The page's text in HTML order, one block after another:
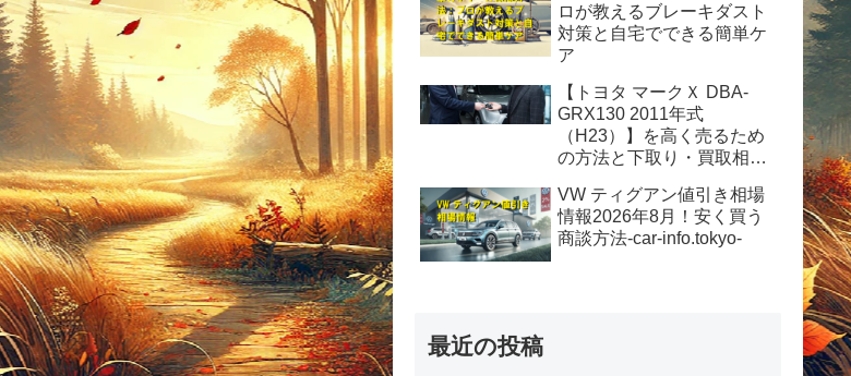
ロが教えるブレーキダスト
対策と自宅でできる簡単ケ
ア
【トヨタ マークＸ DBA-
GRX130 2011年式
（H23）】を高く売るため
の方法と下取り・買取相場
VW ティグアン値引き相場
情報2026年8月！安く買う
商談方法-car-info.tokyo-
最近の投稿